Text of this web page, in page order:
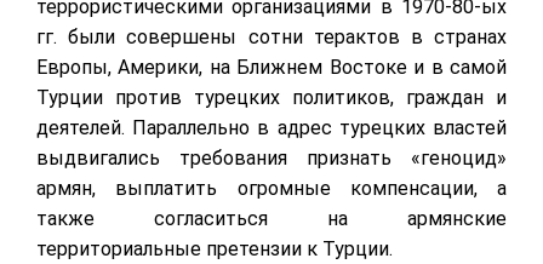
террористическими организациями в 1970-80-ых
гг. были совершены сотни терактов в странах
Европы, Америки, на Ближнем Востоке и в самой
Турции против турецких политиков, граждан и
деятелей. Параллельно в адрес турецких властей
выдвигались требования признать «геноцид»
армян, выплатить огромные компенсации, а
также согласиться на армянские
территориальные претензии к Турции.